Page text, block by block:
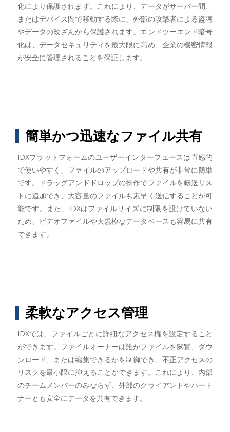
化により保護されます。これにより、データがサーバー間、
またはデバイス間で移動する際に、外部の攻撃者による盗聴
やデータの改ざんから保護されます。エンドツーエンド暗号
化は、データセキュリティを最大限に高め、企業の機密情報
が安全に管理されることを保証します。
簡単かつ迅速なファイル共有
IDXプラットフォームのユーザーインターフェースは直感的
で使いやすく、ファイルのアップロードや共有が非常に簡単
です。ドラッグアンドドロップの操作でファイルを転送リス
トに追加でき、大容量のファイルも素早く送信することが可
能です。また、IDXはファイルサイズに制限を設けていない
ため、ビデオファイルや大規模なデータベースも容易に共有
できます。
柔軟なアクセス管理
IDXでは、ファイルごとに詳細なアクセス権を設定すること
ができます。ファイルオーナーは誰がファイルを閲覧、ダウ
ンロード、または編集できるかを制御でき、不正アクセスの
リスクを最小限に抑えることができます。これにより、内部
のチームメンバーのみならず、外部のクライアントやパート
ナーとも安全にデータを共有できます。